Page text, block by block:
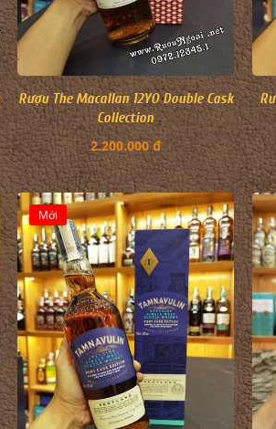
Rượu The Macallan 12YO Double Cask
Collection
2.200.000 đ
Mới